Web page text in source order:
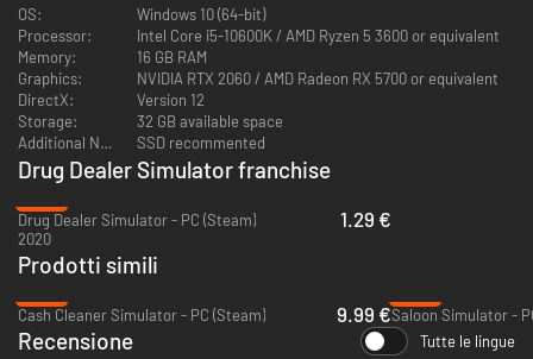
DDS2 offre
Drug Dealer Simulator. Visita numerosi villaggi pieni di vita. Sblocca tanti
modi per viaggiare velocemente
Sperimenta condizioni meteorologiche dinamiche, tra cui il clima
tropicale.
OS:
Windows 10 (64-bit)
Processor:
Intel Core i5-10600K / AMD Ryzen 5 3600 or equivalent
Memory:
16 GB RAM
Graphics:
NVIDIA RTX 2060 / AMD Radeon RX 5700 or equivalent
DirectX:
Version 12
Storage:
32 GB available space
Additional Notes:
SSD recommented
Drug Dealer Simulator franchise
Drug Dealer Simulator - PC (Steam)
2020
1.29 €
Prodotti simili
Cash Cleaner Simulator - PC (Steam)
9.99 €Saloon Simulator -
Recensione Tutte le lingue